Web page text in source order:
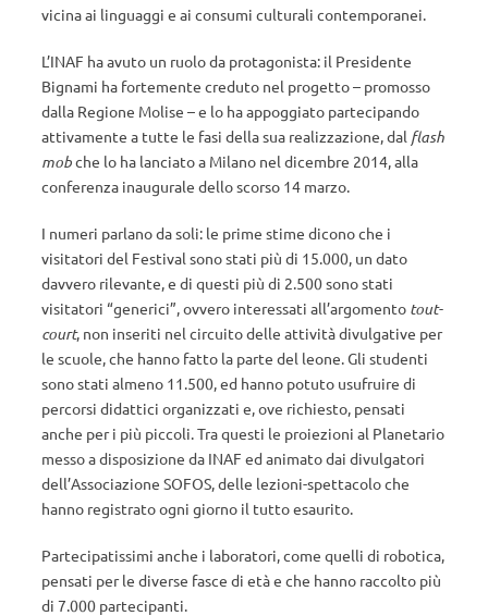
vicina ai linguaggi e ai consumi culturali contemporanei.
L’INAF ha avuto un ruolo da protagonista: il Presidente
Bignami ha fortemente creduto nel progetto – promosso
dalla Regione Molise – e lo ha appoggiato partecipando
attivamente a tutte le fasi della sua realizzazione, dal flash
mobche lo ha lanciato a Milano nel dicembre 2014, alla
conferenza inaugurale dello scorso 14 marzo.
I numeri parlano da soli: le prime stime dicono che i
visitatori del Festival sono stati più di 15.000, un dato
davvero rilevante, e di questi più di 2.500 sono stati
visitatori “generici”, ovvero interessati all’argomento tout-
court, non inseriti nel circuito delle attività divulgative per
le scuole, che hanno fatto la parte del leone. Gli studenti
sono stati almeno 11.500, ed hanno potuto usufruire di
percorsi didattici organizzati e, ove richiesto, pensati
anche per i più piccoli. Tra questi le proiezioni al Planetario
messo a disposizione da INAF ed animato dai divulgatori
dell’Associazione SOFOS, delle lezioni-spettacolo che
hanno registrato ogni giorno il tutto esaurito.
Partecipatissimi anche i laboratori, come quelli di robotica,
pensati per le diverse fasce di età e che hanno raccolto più
di 7.000 partecipanti.